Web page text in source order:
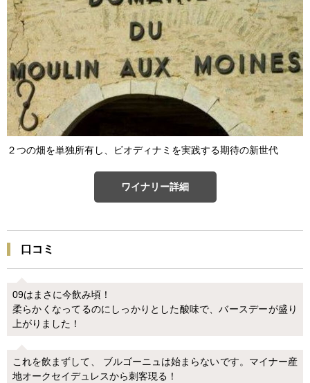
２つの畑を単独所有し、ビオディナミを実践する期待の新世代
ワイナリー詳細
口コミ
09はまさに今飲み頃！
柔らかくなってるのにしっかりとした酸味で、バースデーが盛り
上がりました！
これを飲まずして、 ブルゴーニュは始まらないです。マイナー産
地オークセイデュレスから刺客現る！